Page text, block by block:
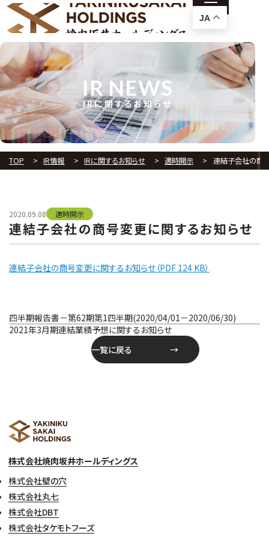
IRに関するお知らせ
IR NEWS
TOP IR情報 IRに関するお知らせ 適時開示 連結子会社の商
2020.09.08 適時開示
連結子会社の商号変更に関するお知らせ
連結子会社の商号変更に関するお知らせ（PDF 124 KB）
投
稿
四半期報告書－第62期第1四半期(2020/04/01－2020/06/30)
2021年3月期連結業績予想に関するお知らせ
一覧に戻る
株式会社焼肉坂井ホールディングス
株式会社壁の穴
株式会社丸七
株式会社DBT
株式会社タケモトフーズ
JA